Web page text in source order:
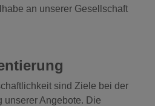
an unserer Gesellschaft
sind Ziele bei der
unserer Angebote. Die